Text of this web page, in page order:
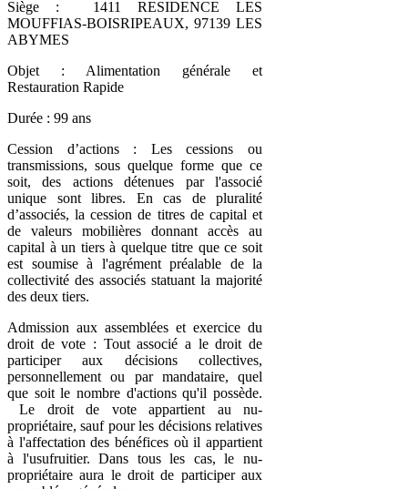
Siège : 1411 RESIDENCE LES
MOUFFIAS-BOISRIPEAUX, 97139 LES
ABYMES
Objet : Alimentation générale et
Restauration Rapide
Durée : 99 ans
Cession d’actions : Les cessions ou
transmissions, sous quelque forme que ce
soit, des actions détenues par l'associé
unique sont libres. En cas de pluralité
d’associés, la cession de titres de capital et
de valeurs mobilières donnant accès au
capital à un tiers à quelque titre que ce soit
est soumise à l'agrément préalable de la
collectivité des associés statuant la majorité
des deux tiers.
Admission aux assemblées et exercice du
droit de vote : Tout associé a le droit de
participer aux décisions collectives,
personnellement ou par mandataire, quel
que soit le nombre d'actions qu'il possède.
Le droit de vote appartient au nu-
propriétaire, sauf pour les décisions relatives
à l'affectation des bénéfices où il appartient
à l'usufruitier. Dans tous les cas, le nu-
propriétaire aura le droit de participer aux